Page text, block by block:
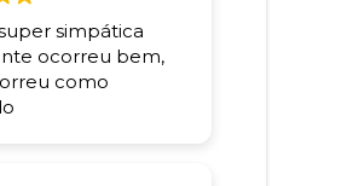
simpática
ocorreu bem,
como